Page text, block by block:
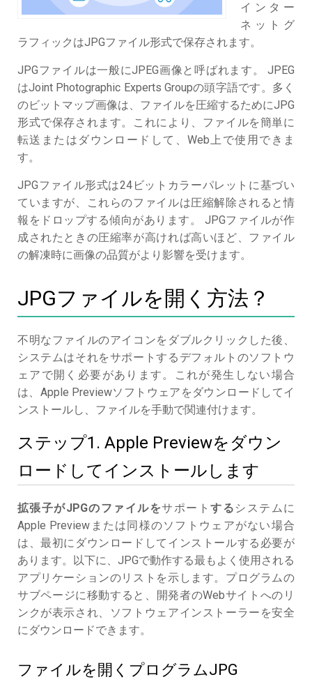
インター
ネットグ
ラフィックはJPGファイル形式で保存されます。
JPGファイルは一般にJPEG画像と呼ばれます。 JPEG
はJoint Photographic Experts Groupの頭字語です。多く
のビットマップ画像は、ファイルを圧縮するためにJPG
形式で保存されます。これにより、ファイルを簡単に
転送またはダウンロードして、Web上で使用できま
す。
JPGファイル形式は24ビットカラーパレットに基づい
ていますが、これらのファイルは圧縮解除されると情
報をドロップする傾向があります。 JPGファイルが作
成されたときの圧縮率が高ければ高いほど、ファイル
の解凍時に画像の品質がより影響を受けます。
JPGファイルを開く方法？
不明なファイルのアイコンをダブルクリックした後、
システムはそれをサポートするデフォルトのソフトウ
ェアで開く必要があります。これが発生しない場合
は、Apple Previewソフトウェアをダウンロードしてイ
ンストールし、ファイルを手動で関連付けます。
ステップ1. Apple Previewをダウン
ロードしてインストールします
拡張子がJPGのファイルをサポートする システムに
Apple Previewまたは同様のソフトウェアがない場合
は、最初にダウンロードしてインストールする必要が
あります。以下に、JPGで動作する最もよく使用される
アプリケーションのリストを示します。プログラムの
サブページに移動すると、開発者のWebサイトへのリ
ンクが表示され、ソフトウェアインストーラーを安全
にダウンロードできます。
ファイルを開くプログラムJPG